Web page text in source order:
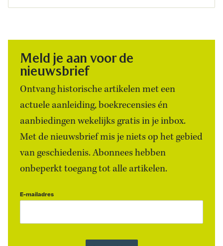
Meld je aan voor de
nieuwsbrief
Ontvang historische artikelen met een
actuele aanleiding, boekrecensies én
aanbiedingen wekelijks gratis in je inbox.
Met de nieuwsbrief mis je niets op het gebied
van geschiedenis. Abonnees hebben
onbeperkt toegang tot alle artikelen.
E-mailadres